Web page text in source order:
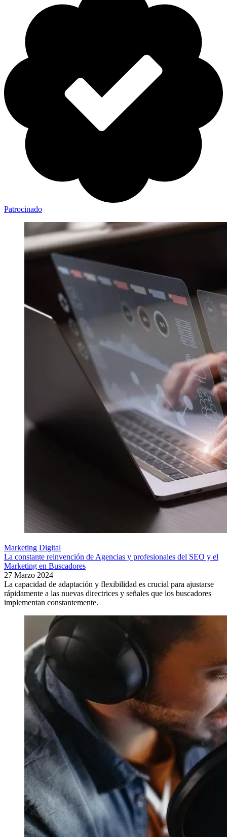
Patrocinado
Marketing Digital
La constante reinvención de Agencias y profesionales del SEO y el
Marketing en Buscadores
27 Marzo 2024
La capacidad de adaptación y flexibilidad es crucial para ajustarse
rápidamente a las nuevas directrices y señales que los buscadores
implementan constantemente.